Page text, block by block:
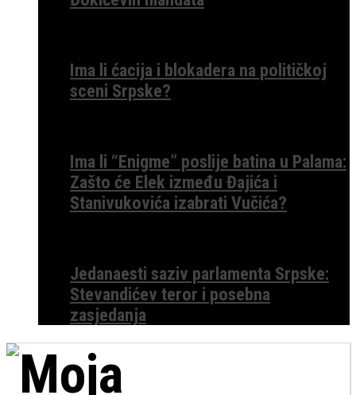
Ima li ćacija i blokadera na političkoj
sceni Srpske?
Ima li “Enigme” poslije batina u Palama:
Zašto će Elek između Đajića i
Stanivukovića izabrati Vučića?
Jedanaesti saziv parlamenta Srpske:
Stevandićev teror i posebna
zasjedanja